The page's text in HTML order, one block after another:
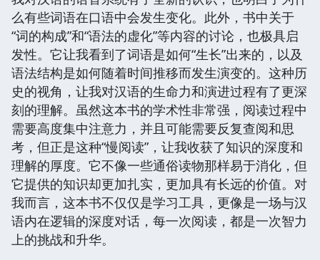
么有些词语在口语中会发生变化。此外，书中关于
“词的构成”和“语法的虚化”等内容的讨论，也极具启
发性。它让我看到了词语是如何“生长”出来的，以及
语法结构是如何随着时间推移而发生演变的。这种历
史的视角，让我对汉语的生命力和演进过程有了更深
刻的理解。虽然这本书的学术性非常强，阅读过程中
需要高度集中注意力，并且可能需要反复查阅和思
考，但正是这种“慢阅读”，让我收获了知识的深度和
理解的厚度。它不像一些通俗读物那样易于消化，但
它提供的知识却更加扎实，更加具有长远的价值。对
我而言，这本书不仅仅是学习工具，更像是一场与汉
语内在逻辑的深度对话，每一次阅读，都是一次智力
上的挑战和升华。